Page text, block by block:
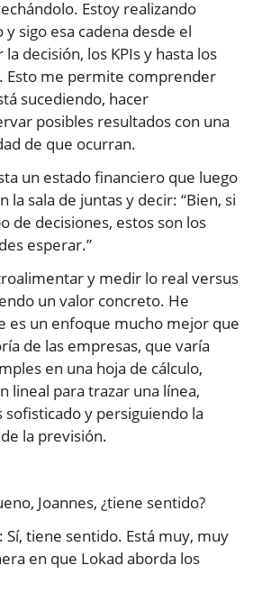
Estoy realizando
sigo esa cadena desde el
decisión, los KPIs y hasta los
Esto me permite comprender
sucediendo, hacer
posibles resultados con una
de que ocurran.
un estado financiero que luego
la sala de juntas y decir: “Bien, si
de decisiones, estos son los
esperar.”
y medir lo real versus
un valor concreto. He
es un enfoque mucho mejor que
de las empresas, que varía
en una hoja de cálculo,
lineal para trazar una línea,
sofisticado y persiguiendo la
la previsión.
Joannes, ¿tiene sentido?
: Sí, tiene sentido. Está muy, muy
en que Lokad aborda los